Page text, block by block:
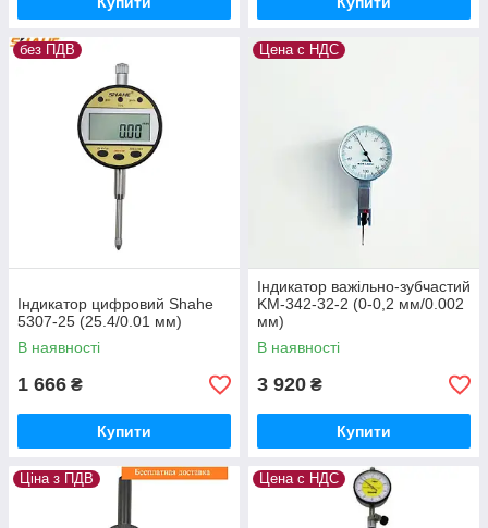
без ПДВ
Індикатор цифровий Shahe
5307-25 (25.4/0.01 мм)
В наявності
1 666 ₴
Купити
Цена с НДС
Індикатор важільно-зубчастий
KM-342-32-2 (0-0,2 мм/0.002
мм)
В наявності
3 920 ₴
Купити
Ціна з ПДВ Цена с НДС